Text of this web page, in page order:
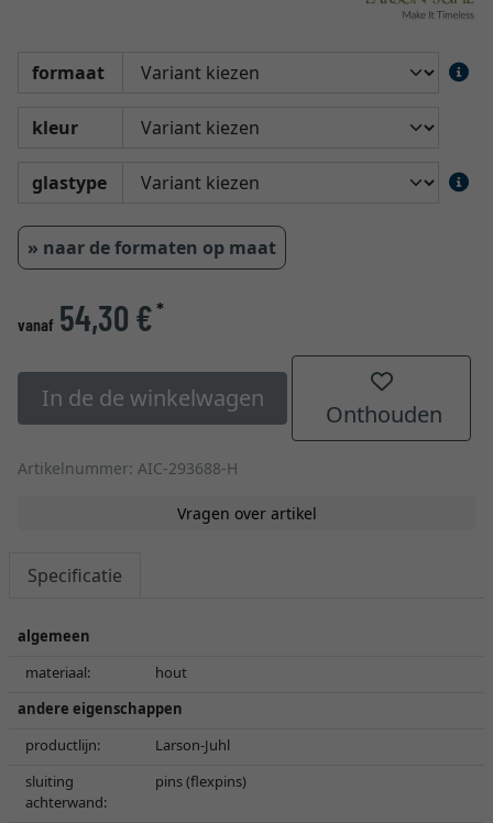
formaat
kleur
glastype
» naar de formaten op maat
vanaf 54,30 €*
In de de winkelwagen
Onthouden
Artikelnummer: AIC-293688-H
Vragen over artikel
Specificatie
algemeen
materiaal:
hout
andere eigenschappen
productlijn:
Larson-Juhl
sluiting
achterwand:
pins (flexpins)